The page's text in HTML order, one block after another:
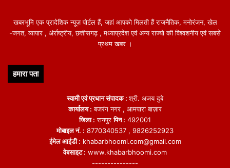
खबरभूमि एक प्रादेशिक न्यूज़ पोर्टल हैं, जहां आपको मिलती हैं राजनैतिक, मनोरंजन, खेल
-जगत, व्यापार , अंर्राष्ट्रीय, छत्तीसगढ़ , मध्याप्रदेश एवं अन्य राज्यो की विश्वशनीय एवं सबसे
प्रथम खबर ।
हमारा पता
स्वामी एवं प्रधान संपादक :श्री. अजय दुबे
कार्यालय : बजरंग नगर , आमपारा बाज़ार
जिला : रायपुरपिन : 492001
मोबाइल नं. : 8770340537 , 9826252923
ईमेल आईडी : khabarbhoomi.com@gmail.com
वेबसाइट : www.khabarbhoomi.com
---------------